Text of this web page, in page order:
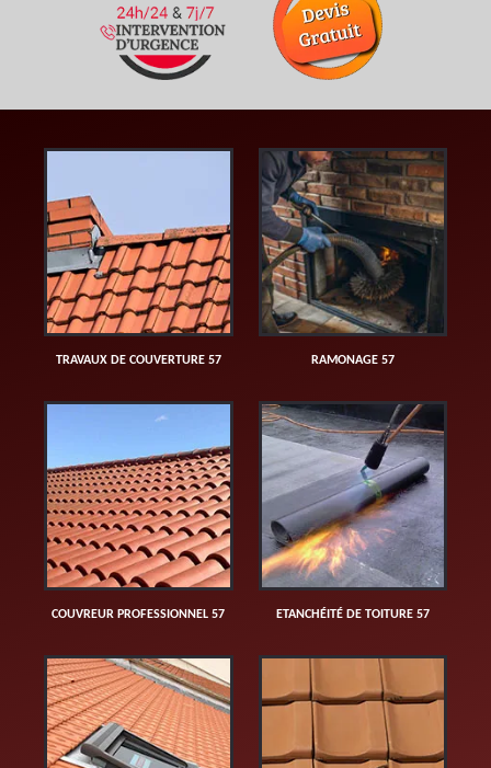
TRAVAUX DE COUVERTURE 57 RAMONAGE 57
COUVREUR PROFESSIONNEL 57 ETANCHÉITÉ DE TOITURE 57